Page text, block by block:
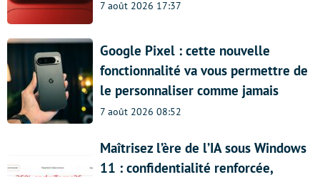
7 août 2026 17:37
Google Pixel : cette nouvelle
fonctionnalité va vous permettre de
le personnaliser comme jamais
7 août 2026 08:52
Maîtrisez l’ère de l’IA sous Windows
11 : confidentialité renforcée,